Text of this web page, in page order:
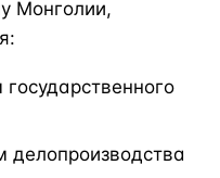
Монголии,